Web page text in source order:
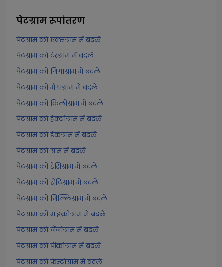
पेटग्रामरूपांतरण
पेटग्राम को एक्सग्राम में बदलें
पेटग्राम को टेरग्राम में बदलें
पेटग्राम को गिगाग्राम में बदलें
पेटग्राम को मैगाग्राम में बदलें
पेटग्राम को किलोग्राम में बदलें
पेटग्राम को हेक्टोग्राम में बदलें
पेटग्राम को डेकग्राम में बदलें
पेटग्राम को ग्राम में बदलें
पेटग्राम को डेसिग्राम में बदलें
पेटग्राम को सेंटिग्राम में बदलें
पेटग्राम को मिल्लिग्राम में बदलें
पेटग्राम को माइक्रोग्राम में बदलें
पेटग्राम को नॅनोग्राम में बदलें
पेटग्राम को पीकोग्राम में बदलें
पेटग्राम को फ़ेम्टोग्राम में बदलें